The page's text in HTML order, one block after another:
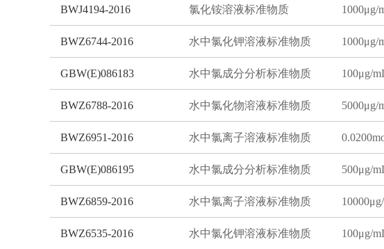
BWJ4194-2016 氯化铵溶液标准物质 1000μg/
BWZ6744-2016 水中氯化钾溶液标准物质 1000μg/
GBW(E)086183 水中氯成分分析标准物质 100μg/
BWZ6788-2016 水中氯化物溶液标准物质 5000μg/
BWZ6951-2016 水中氯离子溶液标准物质
GBW(E)086195 水中氯成分分析标准物质 500μg/
BWZ6859-2016 水中氯离子溶液标准物质
BWZ6535-2016 水中氯化钾溶液标准物质 100μg/